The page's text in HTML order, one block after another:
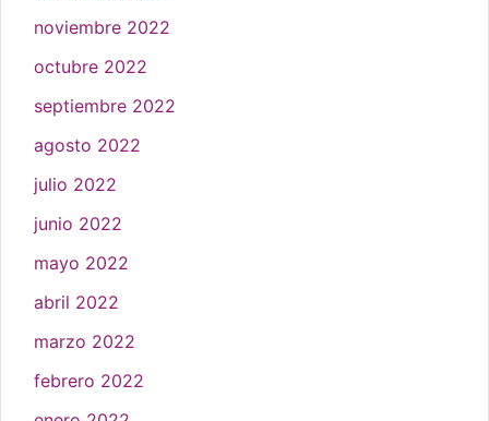
noviembre 2022
octubre 2022
septiembre 2022
agosto 2022
julio 2022
junio 2022
mayo 2022
abril 2022
marzo 2022
febrero 2022